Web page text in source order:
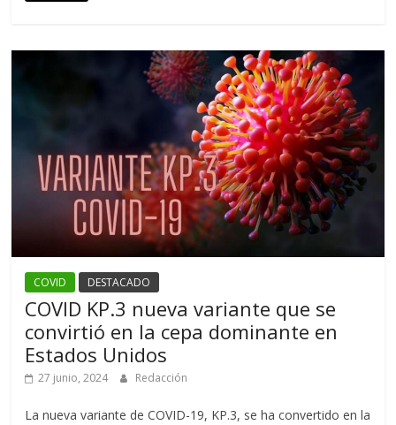
COVID DESTACADO
COVID KP.3 nueva variante que se
convirtió en la cepa dominante en
Estados Unidos
27 junio, 2024 Redacción
La nueva variante de COVID-19, KP.3, se ha convertido en la